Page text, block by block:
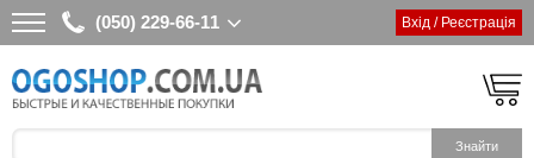
(050) 229-66-11 Вхід / Реєстрація